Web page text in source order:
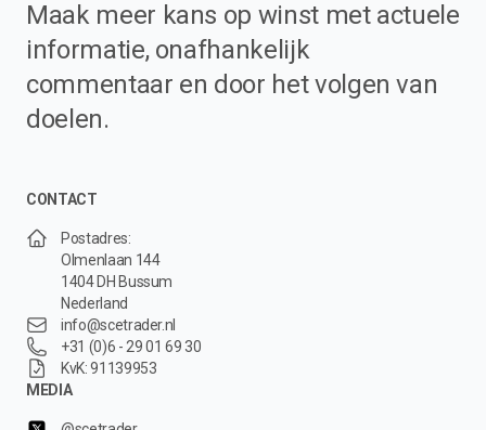
Maak meer kans op winst met actuele
informatie, onafhankelijk
commentaar en door het volgen van
doelen.
CONTACT
Postadres:
Olmenlaan 144
1404 DH Bussum
Nederland
info@scetrader.nl
+31 (0)6 - 29 01 69 30
KvK: 91139953
MEDIA